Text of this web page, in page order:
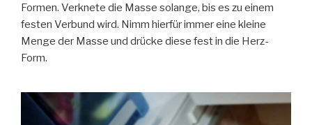
Formen. Verknete die Masse solange, bis es zu einem
festen Verbund wird. Nimm hierfür immer eine kleine
Menge der Masse und drücke diese fest in die Herz-
Form.